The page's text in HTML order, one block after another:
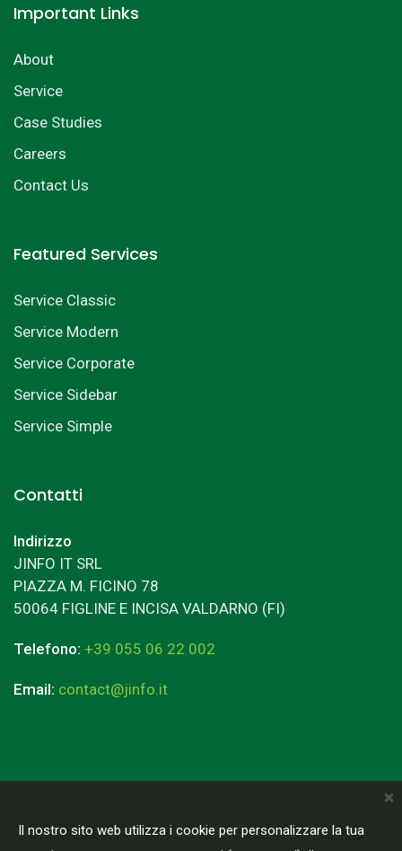
×
Il nostro sito web utilizza i cookie per personalizzare la tua
Important Links
About
Service
Case Studies
Careers
Contact Us
Featured Services
Service Classic
Service Modern
Service Corporate
Service Sidebar
Service Simple
Contatti
Indirizzo
JINFO IT SRL
PIAZZA M. FICINO 78
50064 FIGLINE E INCISA VALDARNO (FI)
Telefono: +39 055 06 22 002
Email: contact@jinfo.it